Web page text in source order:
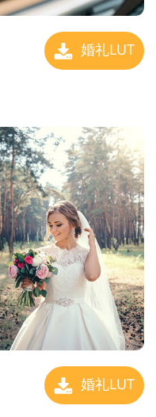
婚礼LUT
婚礼LUT